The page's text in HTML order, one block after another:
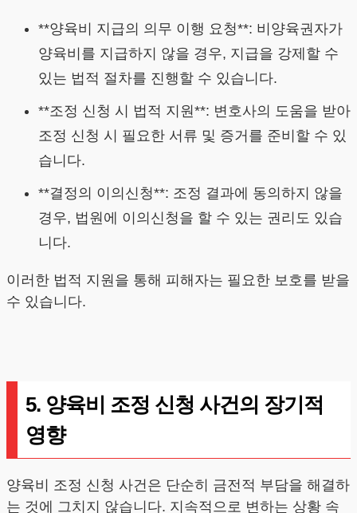
**양육비 지급의 의무 이행 요청**: 비양육권자가
양육비를 지급하지 않을 경우, 지급을 강제할 수
있는 법적 절차를 진행할 수 있습니다.
**조정 신청 시 법적 지원**: 변호사의 도움을 받아
조정 신청 시 필요한 서류 및 증거를 준비할 수 있
습니다.
**결정의 이의신청**: 조정 결과에 동의하지 않을
경우, 법원에 이의신청을 할 수 있는 권리도 있습
니다.
이러한 법적 지원을 통해 피해자는 필요한 보호를 받을
수 있습니다.
5. 양육비 조정 신청 사건의 장기적
영향
양육비 조정 신청 사건은 단순히 금전적 부담을 해결하
는 것에 그치지 않습니다. 지속적으로 변하는 상황 속